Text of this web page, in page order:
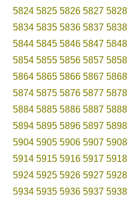
5824 5825 5826 5827 5828
5834 5835 5836 5837 5838
5844 5845 5846 5847 5848
5854 5855 5856 5857 5858
5864 5865 5866 5867 5868
5874 5875 5876 5877 5878
5884 5885 5886 5887 5888
5894 5895 5896 5897 5898
5904 5905 5906 5907 5908
5914 5915 5916 5917 5918
5924 5925 5926 5927 5928
5934 5935 5936 5937 5938